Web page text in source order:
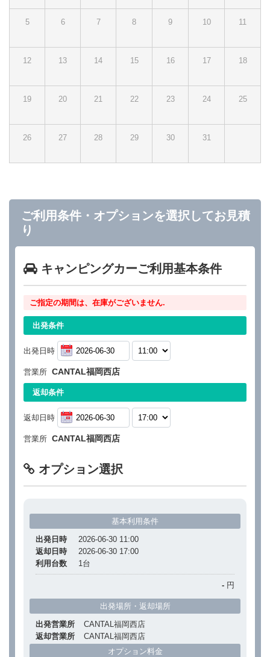
5 6 7 8 9 10 11
12 13 14 15 16 17 18
19 20 21 22 23 24 25
26 27 28 29 30 31
ご利用条件・オプションを選択してお見積
り
キャンピングカーご利用基本条件
ご指定の期間は、在庫がございません.
出発条件
出発日時
営業所 CANTAL福岡西店
返却条件
返却日時
営業所 CANTAL福岡西店
オプション選択
基本利用条件
出発日時
2026-06-30 11:00
返却日時
2026-06-30 17:00
利用台数
1台
- 円
出発場所・返却場所
出発営業所
CANTAL福岡西店
返却営業所
CANTAL福岡西店
オプション料金